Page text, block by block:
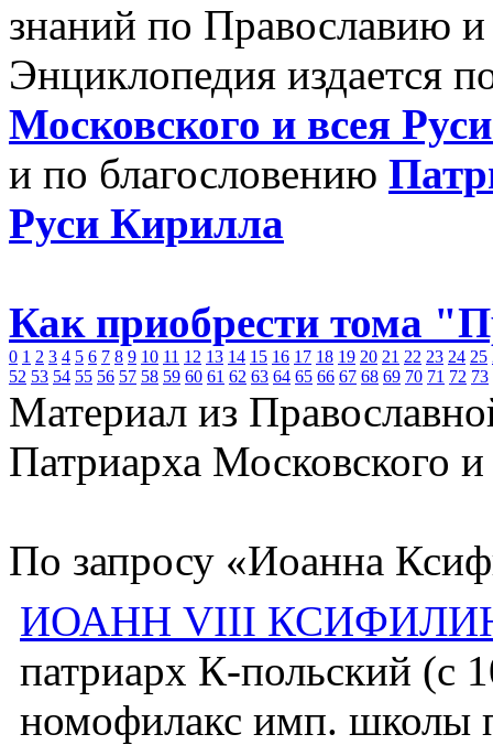
знаний по Православию
Энциклопедия издается
Московского и всея
и по благословению
Руси Кирилла
Как приобрести тома
0 1 2 3 4 5 6 7 8 9 10 11 12 13 14 15 16 17 18 19 20 21 22 23 24 25
52 53 54 55 56 57 58 59 60 61 62 63 64 65 66 67 68 69 70 71 72 73
Материал из
Патриарха Московского
По запросу «Иоанна
ИОАНН VIII
патриарх К-польский (c
номофилакс имп. школы